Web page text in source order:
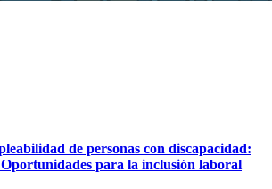
de personas con discapacidad:
Oportunidades para la inclusión laboral